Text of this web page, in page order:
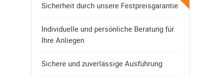
Sicherheit durch unsere Festpreisgarantie
Individuelle und persönliche Beratung für
Ihre Anliegen
Sichere und zuverlässige Ausführung